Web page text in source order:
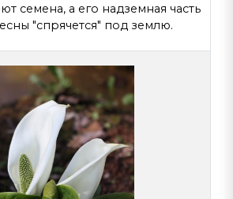
семена, а его надземная часть
"спрячется" под землю.